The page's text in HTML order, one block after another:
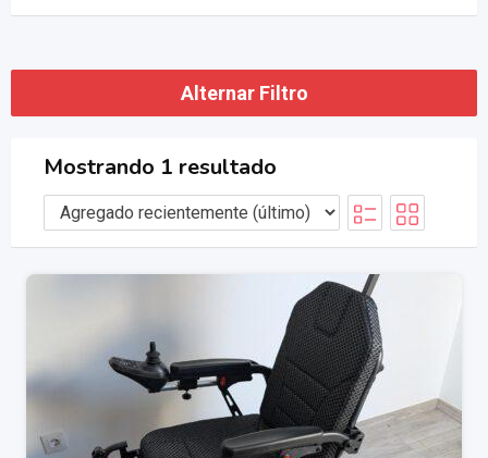
Alternar Filtro
Mostrando 1 resultado